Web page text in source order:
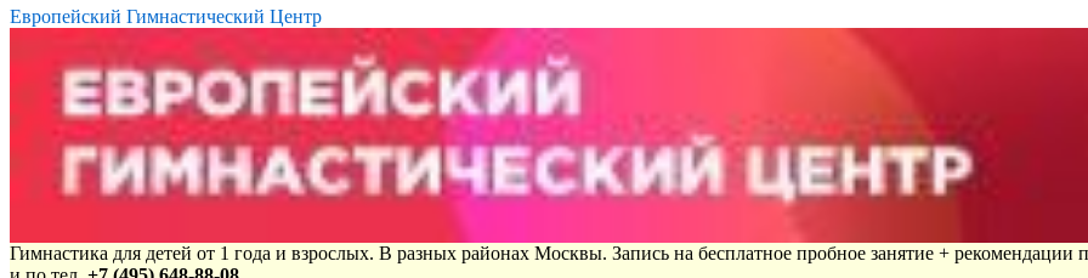
Европейский Гимнастический Центр
Гимнастика для детей от 1 года и взрослых. В разных районах Москвы. Запись на бесплатное пробное занятие + рекомендации